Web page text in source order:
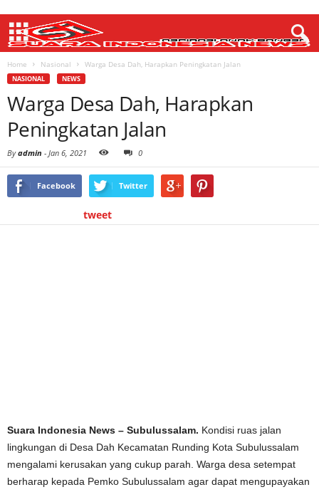
Home Nasional Warga Desa Dah, Harapkan Peningkatan Jalan
NASIONAL NEWS
Warga Desa Dah, Harapkan
Peningkatan Jalan
Byadmin - Jan 6, 2021 0
Facebook Twitter
tweet
Suara Indonesia News – Subulussalam. Kondisi ruas jalan
lingkungan di Desa Dah Kecamatan Runding Kota Subulussalam
mengalami kerusakan yang cukup parah. Warga desa setempat
berharap kepada Pemko Subulussalam agar dapat mengupayakan